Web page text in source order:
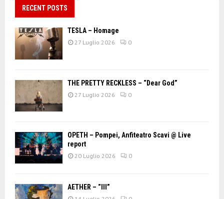
RECENT POSTS
TESLA – Homage
27 Luglio 2026 0
THE PRETTY RECKLESS – “Dear God”
27 Luglio 2026 0
OPETH – Pompei, Anfiteatro Scavi @ Live
report
20 Luglio 2026 0
AETHER – “III”